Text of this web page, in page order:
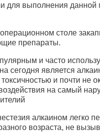
для выполнения данной
столе
препараты.
и часто
сегодня является
и почти не
на самый
алкаином легко
возраста, не